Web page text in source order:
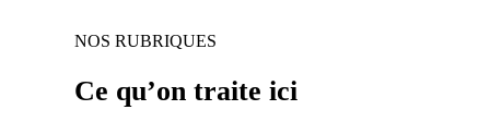
NOS RUBRIQUES
Ce qu’on traite ici